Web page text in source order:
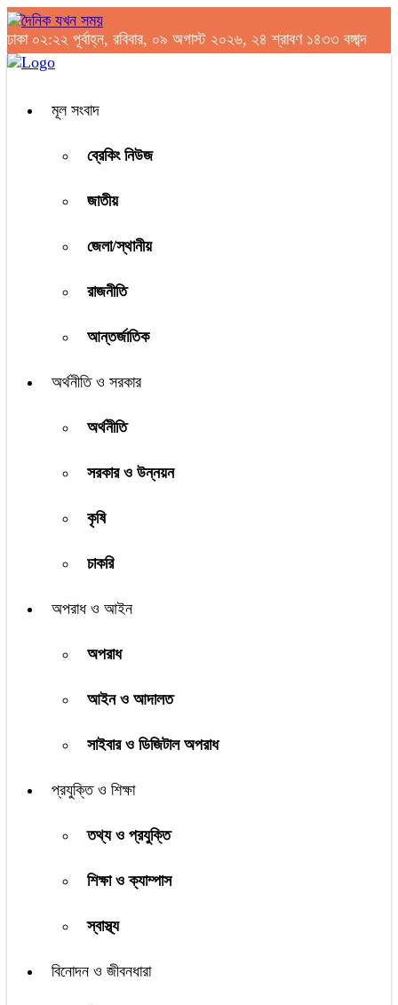
ঢাকা ০২:২২ পূর্বাহ্ন, রবিবার, ০৯ অগাস্ট ২০২৬, ২৪ শ্রাবণ ১৪৩৩ বঙ্গাব্দ
মূল সংবাদ
ব্রেকিং নিউজ
জাতীয়
জেলা/স্থানীয়
রাজনীতি
আন্তর্জাতিক
অর্থনীতি ও সরকার
অর্থনীতি
সরকার ও উন্নয়ন
কৃষি
চাকরি
অপরাধ ও আইন
অপরাধ
আইন ও আদালত
সাইবার ও ডিজিটাল অপরাধ
প্রযুক্তি ও শিক্ষা
তথ্য ও প্রযুক্তি
শিক্ষা ও ক্যাম্পাস
স্বাস্থ্য
বিনোদন ও জীবনধারা